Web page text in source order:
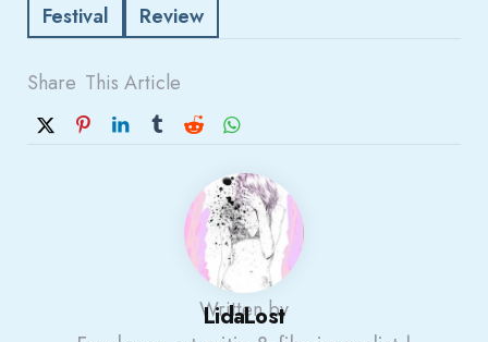
Festival Review
Share This Article
Written by
LidaLost